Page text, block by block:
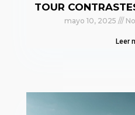
TOUR
mayo 10, 2025
Leer